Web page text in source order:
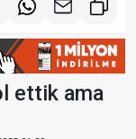
ettik ama